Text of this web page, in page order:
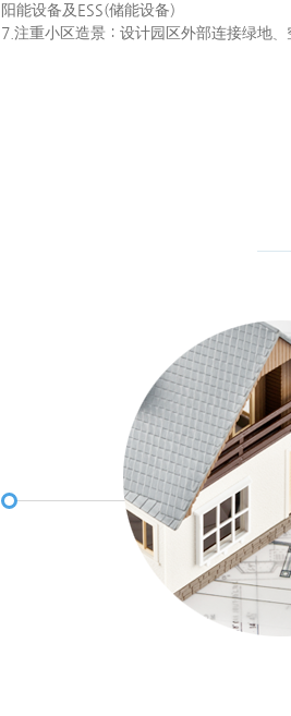
阳能设备及ESS(储能设备)
7.注重小区造景：设计园区外部连接绿地